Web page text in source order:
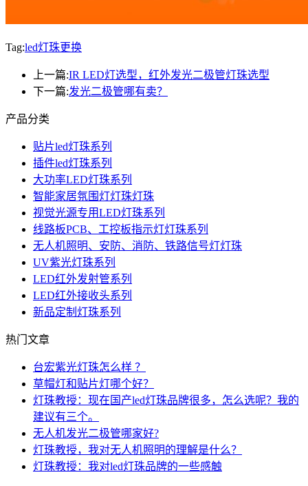
Tag:led灯珠更换
上一篇:IR LED灯选型，红外发光二极管灯珠选型
下一篇:发光二极管哪有卖？
产品分类
贴片led灯珠系列
插件led灯珠系列
大功率LED灯珠系列
智能家居氛围灯灯珠灯珠
视觉光源专用LED灯珠系列
线路板PCB、工控板指示灯灯珠系列
无人机照明、安防、消防、铁路信号灯灯珠
UV紫光灯珠系列
LED红外发射管系列
LED红外接收头系列
新品定制灯珠系列
热门文章
台宏紫光灯珠怎么样 ？
草帽灯和贴片灯哪个好？
灯珠教授：现在国产led灯珠品牌很多，怎么选呢？我的
建议有三个。
无人机发光二极管哪家好?
灯珠教授，我对无人机照明的理解是什么？
灯珠教授：我对led灯珠品牌的一些感触